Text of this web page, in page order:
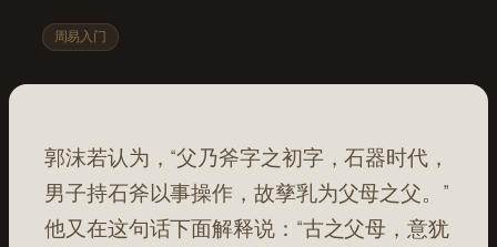
周易入门
郭沫若认为，“父乃斧字之初字，石器时代，
男子持石斧以事操作，故孳乳为父母之父。”
他又在这句话下面解释说：“古之父母，意犹